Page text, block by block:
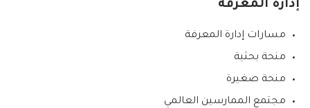
إدارة المعرفة
مسارات إدارة المعرفة
منحة بحثية
منحة صغيرة
مجتمع الممارسين العالمي